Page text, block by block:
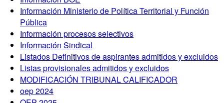
Información Ministerio de Política Territorial y Función
Pública
Información procesos selectivos
Información Sindical
Listados Definitivos de aspirantes admitidos y excluidos
Listas provisionales admitidos y excluidos
MODIFICACIÓN TRIBUNAL CALIFICADOR
oep 2024